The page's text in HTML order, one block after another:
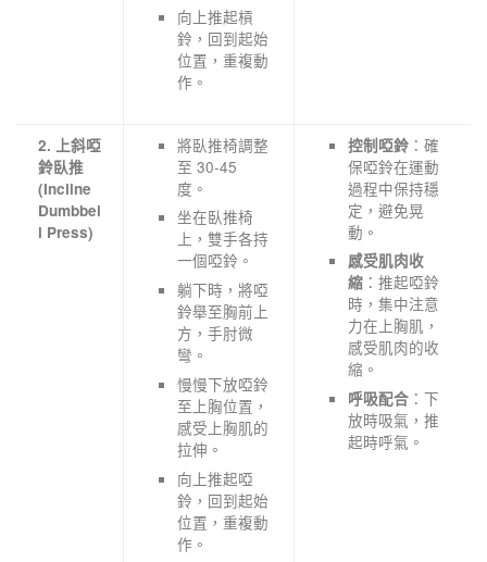
向上推起槓
鈴，回到起始
位置，重複動
作。
2. 上斜啞
鈴臥推
(Incline
Dumbbel
l Press)
將臥推椅調整
至 30-45
度。
坐在臥推椅
上，雙手各持
一個啞鈴。
躺下時，將啞
鈴舉至胸前上
方，手肘微
彎。
慢慢下放啞鈴
至上胸位置，
感受上胸肌的
拉伸。
向上推起啞
鈴，回到起始
位置，重複動
作。
控制啞鈴 ：確
保啞鈴在運動
過程中保持穩
定，避免晃
動。
感受肌肉收
縮 ：推起啞鈴
時，集中注意
力在上胸肌，
感受肌肉的收
縮。
呼吸配合 ：下
放時吸氣，推
起時呼氣。